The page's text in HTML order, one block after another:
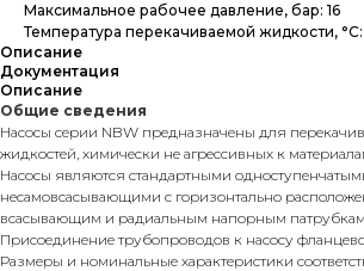
Максимальное рабочее давление, бар: 16
Температура перекачиваемой жидкости, °С:
Описание
Документация
Описание
Общие сведения
Насосы серии NBW предназначены для
жидкостей, химически не агрессивных к
Насосы являются стандартными
несамовсасывающими с горизонтально
всасывающим и радиальным напорным
Присоединение трубопроводов к насосу
Размеры и номинальные характеристики